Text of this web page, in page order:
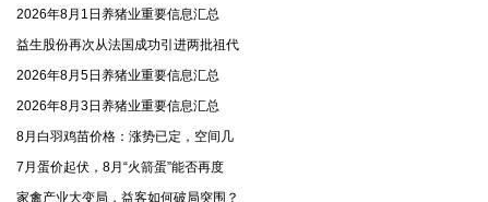
2026年8月1日养猪业重要信息汇总
益生股份再次从法国成功引进两批祖代
2026年8月5日养猪业重要信息汇总
2026年8月3日养猪业重要信息汇总
8月白羽鸡苗价格：涨势已定，空间几
7月蛋价起伏，8月“火箭蛋”能否再度
家禽产业大变局，益客如何破局突围？